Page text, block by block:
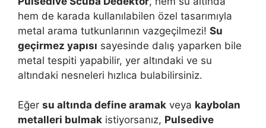
hem de karada kullanılabilen özel tasarımıyla
metal arama tutkunlarının vazgeçilmezi! Su
geçirmez yapısı sayesinde dalış yaparken bile
metal tespiti yapabilir, yer altındaki ve su
altındaki nesneleri hızlıca bulabilirsiniz.
Eğer su altında define aramak veya kaybolan
metalleri bulmak istiyorsanız, Pulsedive